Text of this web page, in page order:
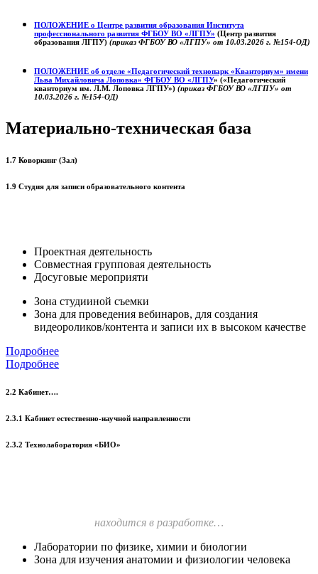
ПОЛОЖЕНИЕ о Центре развития образования Института
профессионального развития ФГБОУ ВО «ЛГПУ» (Центр развития
образования ЛГПУ) (приказ ФГБОУ ВО «ЛГПУ» от 10.03.2026 г. №154-ОД)
ПОЛОЖЕНИЕ об отделе «Педагогический технопарк «Кванториум» имени
Льва Михайловича Лоповка» ФГБОУ ВО «ЛГПУ» («Педагогический
кванториум им. Л.М. Лоповка ЛГПУ») (приказ ФГБОУ ВО «ЛГПУ» от
10.03.2026 г. №154-ОД)
Материально-техническая база
1.7 Коворкинг (Зал)
1.9 Студия для записи образовательного контента
Проектная деятельность
Совместная групповая деятельность
Досуговые мероприяти
Зона студииной съемки
Зона для проведения вебинаров, для создания
видеороликов/контента и записи их в высоком качестве
Подробнее
Подробнее
2.2 Кабинет….
2.3.1 Кабинет естественно-научной направленности
2.3.2 Технолаборатория «БИО»
находится в разработке…
Лаборатории по физике, химии и биологии
Зона для изучения анатомии и физиологии человека